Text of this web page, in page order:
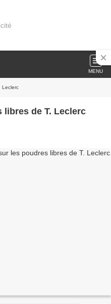
MENU
Leclerc
libres de T. Leclerc